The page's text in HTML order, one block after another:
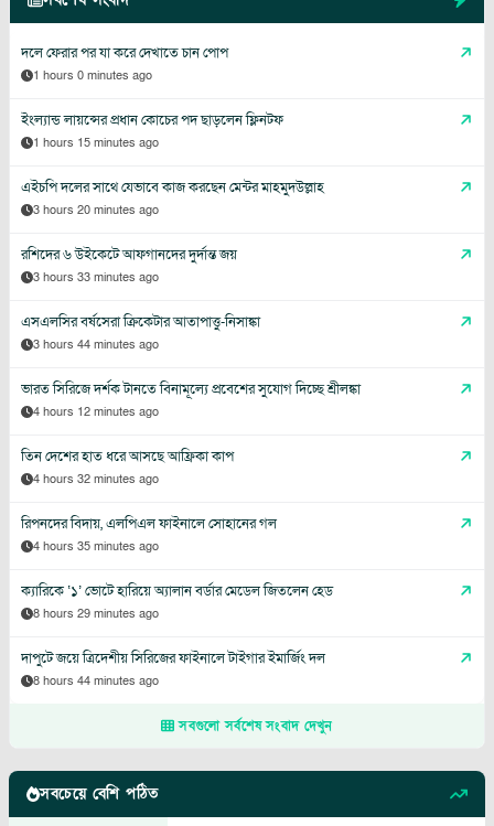
দলে ফেরার পর যা করে দেখাতে চান পোপ
1 hours 0 minutes ago
ইংল্যান্ড লায়ন্সের প্রধান কোচের পদ ছাড়লেন ফ্লিনটফ
1 hours 15 minutes ago
এইচপি দলের সাথে যেভাবে কাজ করছেন মেন্টর মাহমুদউল্লাহ
3 hours 20 minutes ago
রশিদের ৬ উইকেটে আফগানদের দুর্দান্ত জয়
3 hours 33 minutes ago
এসএলসির বর্ষসেরা ক্রিকেটার আতাপাত্তু-নিসাঙ্কা
3 hours 44 minutes ago
ভারত সিরিজে দর্শক টানতে বিনামূল্যে প্রবেশের সুযোগ দিচ্ছে শ্রীলঙ্কা
4 hours 12 minutes ago
তিন দেশের হাত ধরে আসছে আফ্রিকা কাপ
4 hours 32 minutes ago
রিপনদের বিদায়, এলপিএল ফাইনালে সোহানের গল
4 hours 35 minutes ago
ক্যারিকে ‘১’ ভোটে হারিয়ে অ্যালান বর্ডার মেডেল জিতলেন হেড
8 hours 29 minutes ago
দাপুটে জয়ে ত্রিদেশীয় সিরিজের ফাইনালে টাইগার ইমার্জিং দল
8 hours 44 minutes ago
সবগুলো সর্বশেষ সংবাদ দেখুন
সবচেয়ে বেশি পঠিত